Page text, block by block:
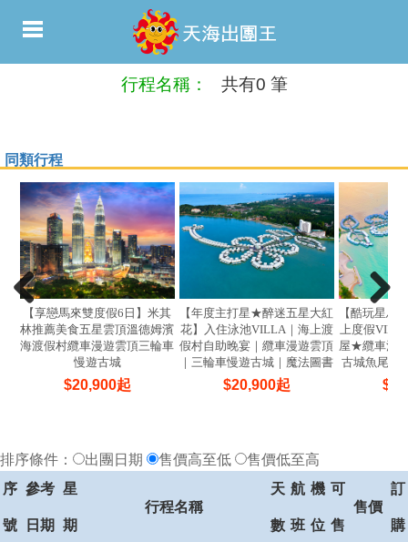
行程名稱： 共有0 筆
同類行程
【享戀馬來雙度假6日】米其
林推薦美食五星雲頂溫德姆濱
海渡假村纜車漫遊雲頂三輪車
慢遊古城
$20,900起
【年度主打星★醉迷五星大紅
花】入住泳池VILLA｜海上渡
假村自助晚宴｜纜車漫遊雲頂
｜三輪車慢遊古城｜魔法圖書
館5日
$20,900起
【酷玩星馬
上度假
屋★纜車漫
古城魚尾獅
$
排序條件： 出團日期 售價高至低
售價低至高
序
號
參考
日期
星
期
行程名稱
天
數
航
班
機
位
可
售
售價
訂
購